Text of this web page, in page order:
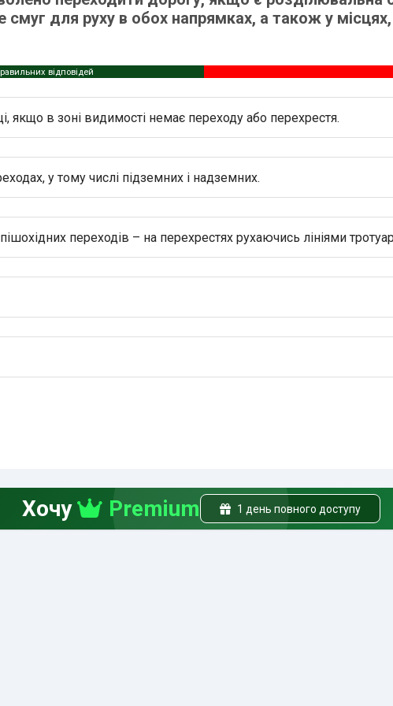
смуг для руху в обох напрямках, а також у
відповідей
якщо в зоні видимості немає переходу або перехрестя.
у тому числі підземних і надземних.
пішохідних переходів – на перехрестях рухаючись лініями
Хочу Premium 1 день повного доступу